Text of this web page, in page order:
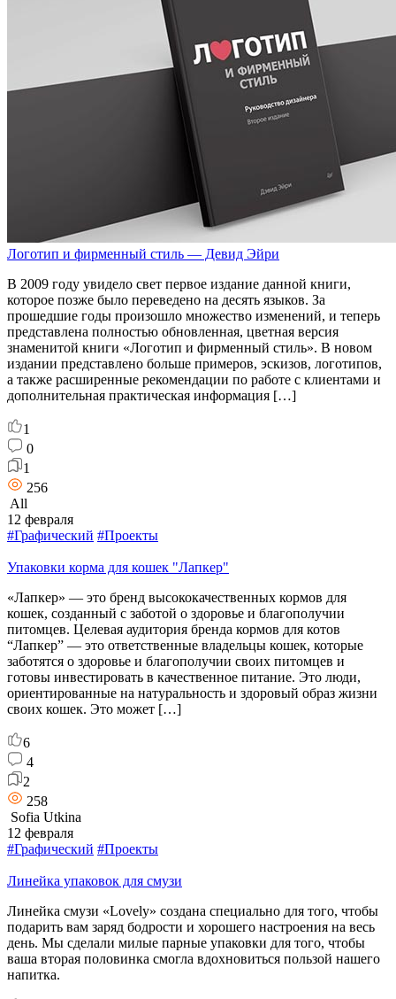
Логотип и фирменный стиль — Девид Эйри
В 2009 году увидело свет первое издание данной книги,
которое позже было переведено на десять языков. За
прошедшие годы произошло множество изменений, и теперь
представлена полностью обновленная, цветная версия
знаменитой книги «Логотип и фирменный стиль». В новом
издании представлено больше примеров, эскизов, логотипов,
а также расширенные рекомендации по работе с клиентами и
дополнительная практическая информация […]
1
0
1
256
All
12 февраля
#Графический #Проекты
Упаковки корма для кошек "Лапкер"
«Лапкер» — это бренд высококачественных кормов для
кошек, созданный с заботой о здоровье и благополучии
питомцев. Целевая аудитория бренда кормов для котов
“Лапкер” — это ответственные владельцы кошек, которые
заботятся о здоровье и благополучии своих питомцев и
готовы инвестировать в качественное питание. Это люди,
ориентированные на натуральность и здоровый образ жизни
своих кошек. Это может […]
6
4
2
258
Sofia Utkina
12 февраля
#Графический #Проекты
Линейка упаковок для смузи
Линейка смузи «Lovely» создана специально для того, чтобы
подарить вам заряд бодрости и хорошего настроения на весь
день. Мы сделали милые парные упаковки для того, чтобы
ваша вторая половинка смогла вдохновиться пользой нашего
напитка.